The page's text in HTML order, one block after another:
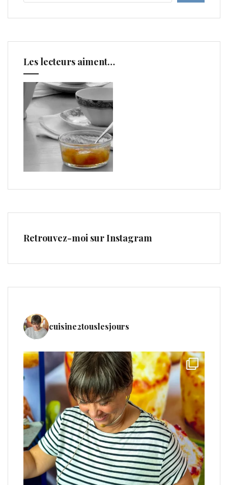
Les lecteurs aiment…
Retrouvez-moi sur Instagram
cuisine2touslesjours